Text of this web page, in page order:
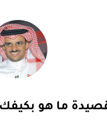
ما هو